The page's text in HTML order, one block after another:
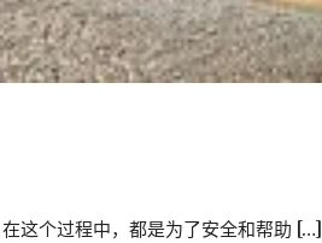
这个过程中，都是为了安全和帮助 […]